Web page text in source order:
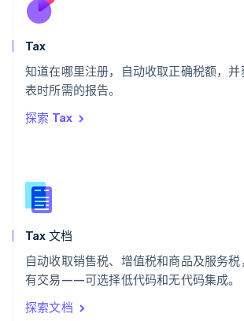
Tax
知道在哪里注册，自动收取正确税额，
表时所需的报告。
探索 Tax
Tax 文档
自动收取销售税、增值税和商品及服务
有交易——可选择低代码和无代码集成。
探索文档
斯洛伐克
泰国
ไทยEnglish
English
English
新西兰
匈牙利
意大利
ItalianoEnglish
印度
English